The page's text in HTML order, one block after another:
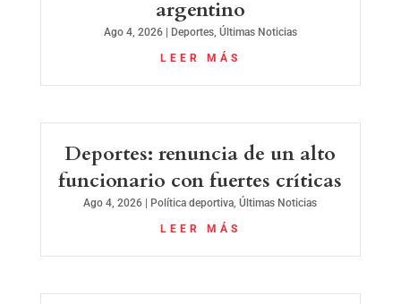
argentino
Ago 4, 2026| Deportes, Últimas Noticias
LEER MÁS
Deportes: renuncia de un alto
funcionario con fuertes críticas
Ago 4, 2026 Política deportiva,Últimas Noticias
LEER MÁS